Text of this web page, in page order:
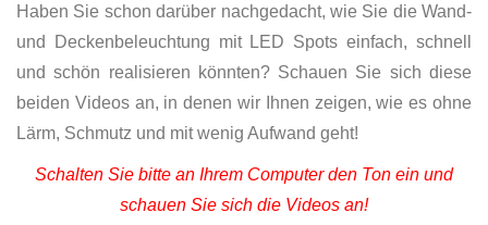
Haben Sie schon darüber nachgedacht, wie Sie die Wand-
und Deckenbeleuchtung mit LED Spots einfach, schnell
und schön realisieren könnten? Schauen Sie sich diese
beiden Videos an, in denen wir Ihnen zeigen, wie es ohne
Lärm, Schmutz und mit wenig Aufwand geht!
Schalten Sie bitte an Ihrem Computer den Ton ein und
schauen Sie sich die Videos an!